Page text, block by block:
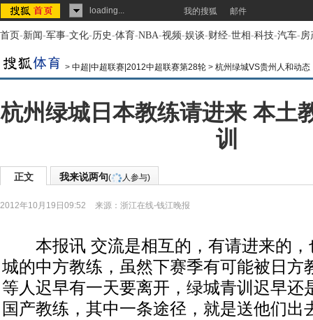
loading... 我的搜狐 邮件
首页-新闻-军事-文化-历史-体育-NBA-视频-娱谈-财经-世相-科技-汽车-房
> 中超|中超联赛|2012中超联赛第28轮 > 杭州绿城VS贵州人和动态
杭州绿城日本教练请进来 本土
训
正文 我来说两句( 人参与)
2012年10月19日09:52 来源： 浙江在线-钱江晚报
本报讯 交流是相互的，有请进来的，
城的中方教练，虽然下赛季有可能被日方
等人迟早有一天要离开，绿城青训迟早还
国产教练，其中一条途径，就是送他们出